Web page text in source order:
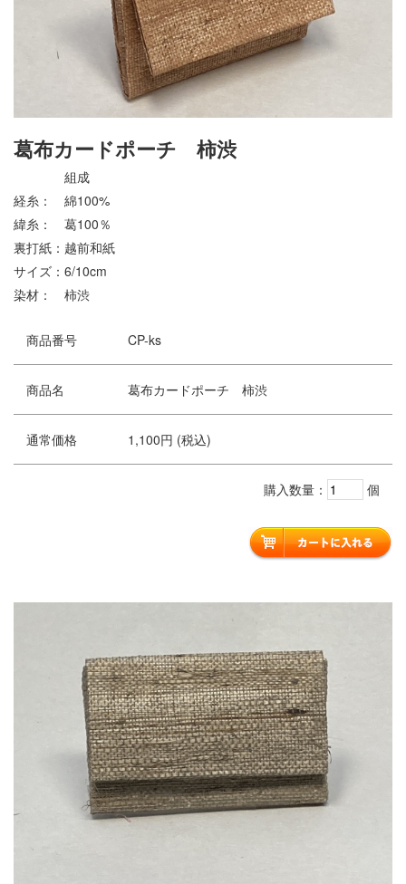
葛布カードポーチ 柿渋
組成
経糸： 綿100%
緯糸： 葛100％
裏打紙：越前和紙
サイズ：6/10cm
染材： 柿渋
商品番号 CP-ks
商品名 葛布カードポーチ 柿渋
通常価格 1,100円 (税込)
購入数量： 個